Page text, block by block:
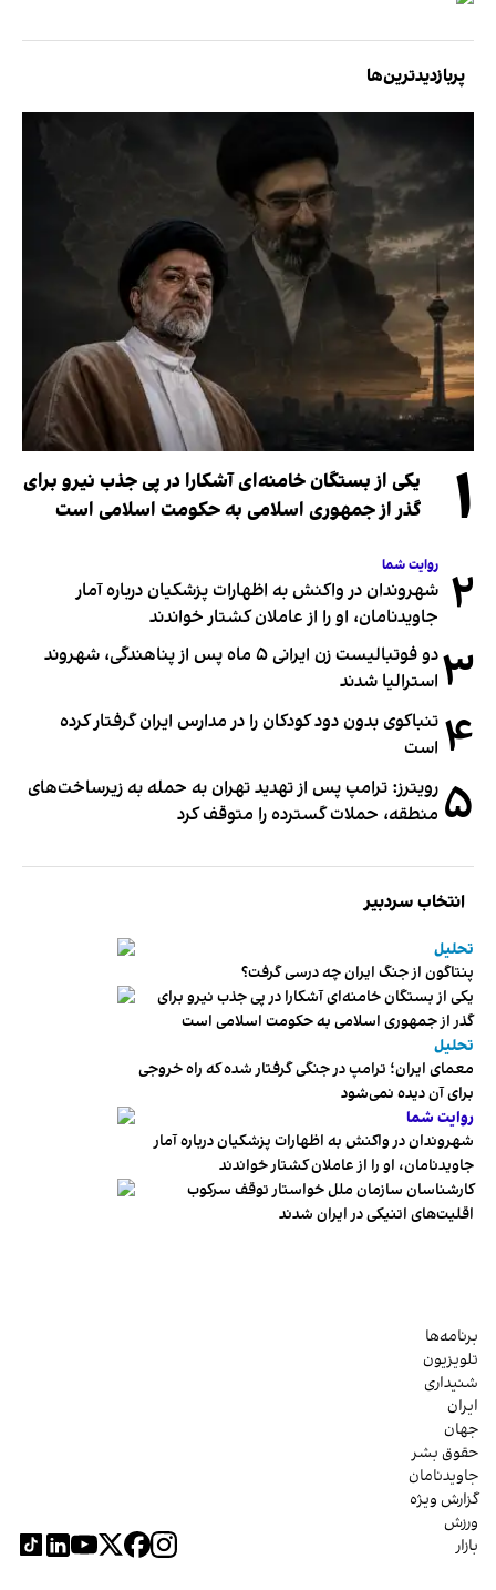
پربازدیدترین‌ها
۱
یکی از بستگان خامنه‌ای آشکارا در پی جذب نیرو برای
گذر از جمهوری اسلامی به حکومت اسلامی است
۲ روایت شما
شهروندان در واکنش به اظهارات پزشکیان درباره آمار
جاویدنامان، او را از عاملان کشتار خواندند
۳
دو فوتبالیست زن ایرانی ۵ ماه پس از پناهندگی، شهروند
استرالیا شدند
۴ تنباکوی بدون دود کودکان را در مدارس ایران گرفتار کرده
است
۵ رویترز: ترامپ پس از تهدید تهران به حمله به زیرساخت‌های
منطقه، حملات گسترده را متوقف کرد
انتخاب سردبیر
تحلیل
پنتاگون از جنگ ایران چه درسی گرفت؟
یکی از بستگان خامنه‌ای آشکارا در پی جذب نیرو برای
گذر از جمهوری اسلامی به حکومت اسلامی است
تحلیل
معمای ایران؛ ترامپ در جنگی گرفتار شده که راه خروجی
برای آن دیده نمی‌شود
روایت شما
شهروندان در واکنش به اظهارات پزشکیان درباره آمار
جاویدنامان، او را از عاملان کشتار خواندند
کارشناسان سازمان ملل خواستار توقف سرکوب
اقلیت‌های اتنیکی در ایران شدند
برنامه‌ها
تلویزیون
شنیداری
ایران
جهان
حقوق بشر
جاویدنامان
گزارش ویژه
ورزش
بازار